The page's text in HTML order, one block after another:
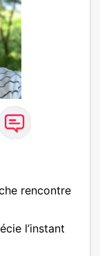
rencontre
l’instant